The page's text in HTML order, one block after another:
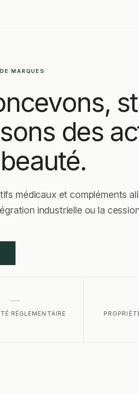
MARQUES
des
médicaux et compléments
industrielle ou la
RÉGLEMENTAIRE